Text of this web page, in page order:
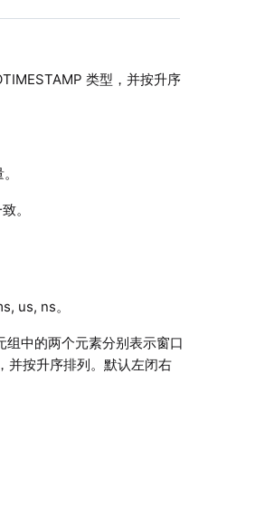
类型，并按升序
。
us, ns。
中的两个元素分别表示窗口
并按升序排列。默认左闭右